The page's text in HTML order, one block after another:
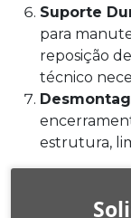
Suporte
para
reposição
técnico
estrutura,